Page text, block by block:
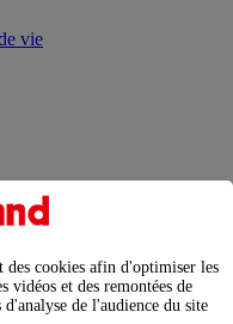
vie
des appareils
électrique
: concentrer les
performances
des cookies afin d'optimiser les
vidéos et des remontées de
de l'audience du site